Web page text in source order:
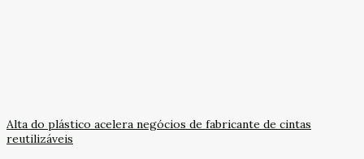
Alta do plástico acelera negócios de fabricante de cintas
reutilizáveis